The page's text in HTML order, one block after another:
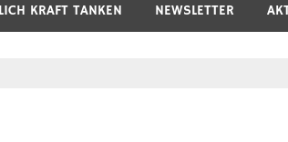
KRAFT TANKEN NEWSLETTER